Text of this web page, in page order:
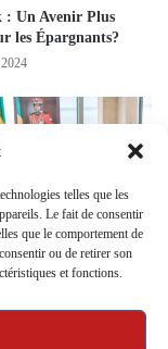
telles que les
Le fait de consentir
que le comportement de
ou de retirer son
et fonctions.
: Un Avenir Plus
les Épargnants?
un retour à la
activités